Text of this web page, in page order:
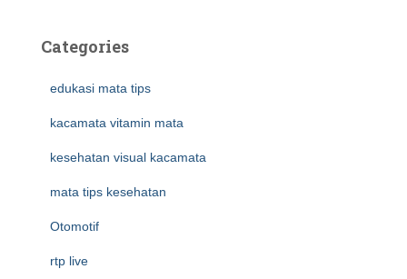
Categories
edukasi mata tips
kacamata vitamin mata
kesehatan visual kacamata
mata tips kesehatan
Otomotif
rtp live